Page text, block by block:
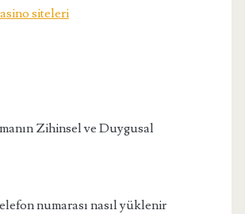
siteleri
Zihinsel ve Duygusal
numarası nasıl yüklenir